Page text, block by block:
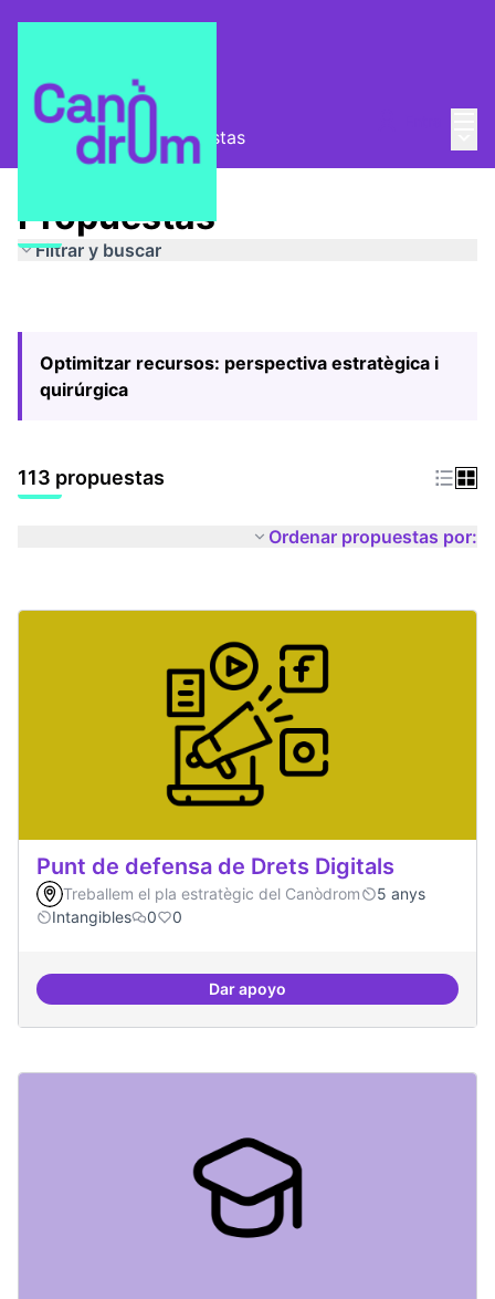
Pla Estratègic Propuestas
Propuestas
Filtrar y buscar
Optimitzar recursos: perspectiva estratègica i
quirúrgica
113 propuestas
Ordenar propuestas por:
Punt de defensa de Drets Digitals
Treballem el pla estratègic del Canòdrom
5 anys
Intangibles
0 0
Dar apoyoPunt de defensa de Drets Digitals